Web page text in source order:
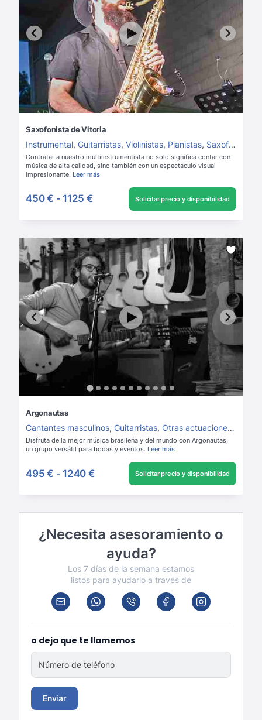
Saxofonista de Vitoria
Instrumental, Guitarristas, Violinistas, Pianistas, Saxofonistas
Contratar a nuestro multiinstrumentista no solo significa contar con
música de alta calidad, sino también con un espectáculo visual
impresionante. Leer más
450 € - 1125 € Solicitar precio y disponibilidad
Argonautas
Cantantes masculinos, Guitarristas, Otras actuaciones instrumentales
Disfruta de la mejor música brasileña y del mundo con Argonautas,
un grupo versátil para bodas y eventos. Leer más
495 € - 1240 € Solicitar precio y disponibilidad
¿Necesita asesoramiento o
ayuda?
Los 7 días de la semana estamos
listos para ayudarlo a través de
o deja que te llamemos
Número de teléfono
Enviar